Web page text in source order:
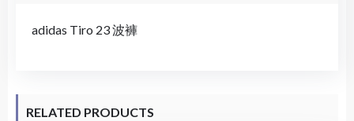
adidas Tiro 23 波褲
RELATED PRODUCTS